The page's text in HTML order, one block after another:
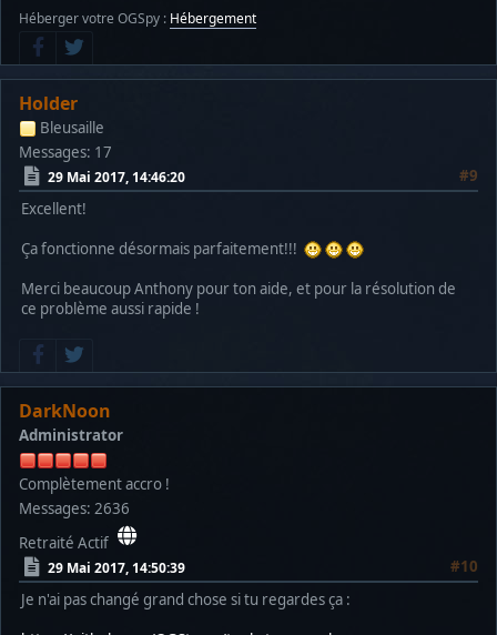
Héberger votre OGSpy : Hébergement
Holder
Bleusaille
Messages: 17
29 Mai 2017, 14:46:20
#9
Excellent!
Ça fonctionne désormais parfaitement!!!
Merci beaucoup Anthony pour ton aide, et pour la résolution de
ce problème aussi rapide !
DarkNoon
Administrator
Complètement accro !
Messages: 2636
Retraité Actif
29 Mai 2017, 14:50:39
#10
Je n'ai pas changé grand chose si tu regardes ça :